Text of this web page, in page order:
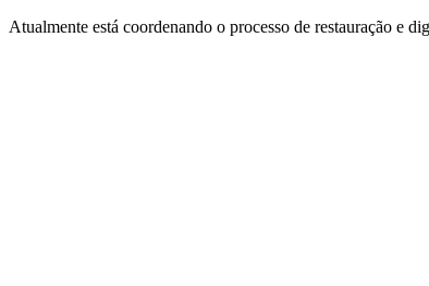
Atualmente está coordenando o processo de restauração e